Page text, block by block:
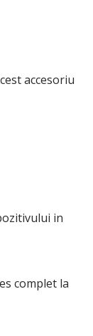
accesoriu
in
complet la